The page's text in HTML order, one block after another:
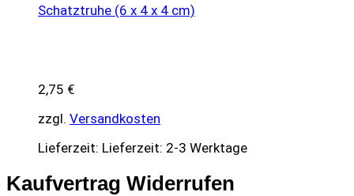
Schatztruhe (6 x 4 x 4 cm)
2,75 €
zzgl. Versandkosten
Lieferzeit: Lieferzeit: 2-3 Werktage
Kaufvertrag Widerrufen